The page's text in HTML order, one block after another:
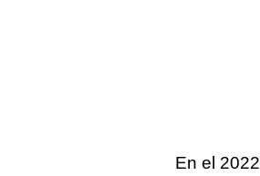
En el